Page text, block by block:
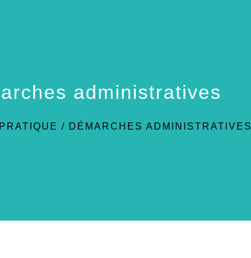
administratives
PRATIQUE / DÉMARCHES ADMINISTRATIVES